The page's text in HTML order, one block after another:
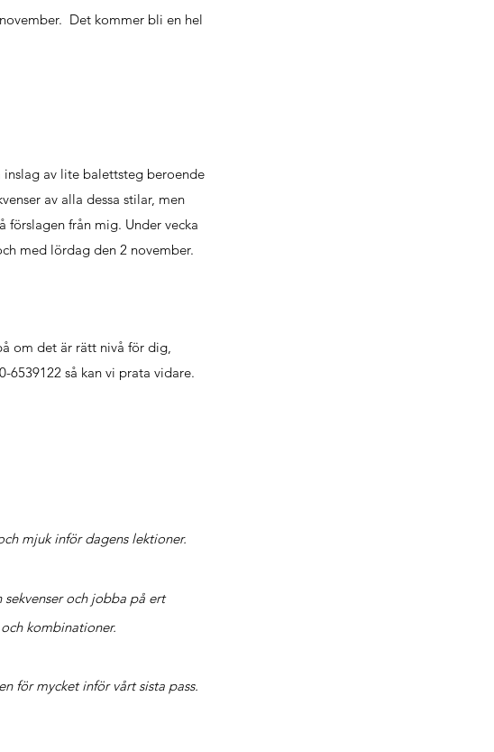
Det kommer bli en hel
inslag av lite balettsteg beroende
av alla dessa stilar, men
förslagen från mig. Under vecka
med lördag den 2 november.
om det är rätt nivå för dig,
6539122 så kan vi prata vidare.
mjuk inför dagens lektioner.
och jobba på ert
kombinationer.
för mycket inför vårt sista pass.